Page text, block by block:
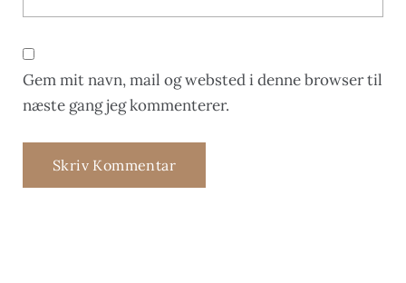
Gem mit navn, mail og websted i denne browser til
næste gang jeg kommenterer.